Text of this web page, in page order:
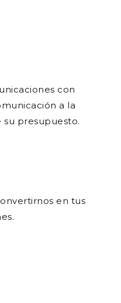
con
a la
presupuesto.
en tus